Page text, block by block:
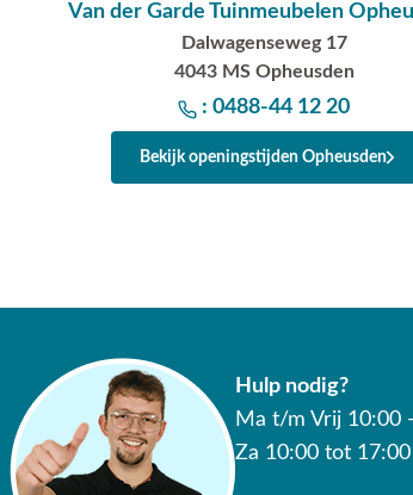
Deze tuinset wordt geleverd inclusief
Vragen of hulp nodig?
Heb je nog vragen over de tuinset met ovale
tuinstoelen Barista van Taste? Bel ons dan op
info@vdgarde.nlof maak gebruik van de
Uiteraard ben je ook van harte welkom in één
of Apeldoorn. Onze specialisten voorzien je
✔ Persoonlijk advies van specialisten
✔ 9.4/10 uit 19.500+ klantbeoordelingen
✔ Gratis verzending vanaf €50,-
Van der Garde Tuinmeubelen
Dalwagenseweg 17
4043 MS Opheusden
: 0488-44 12 20
Bekijk openingstijden Opheusden
Hulp nodig?
Ma t/m Vrij 10:00
Za 10:00 tot